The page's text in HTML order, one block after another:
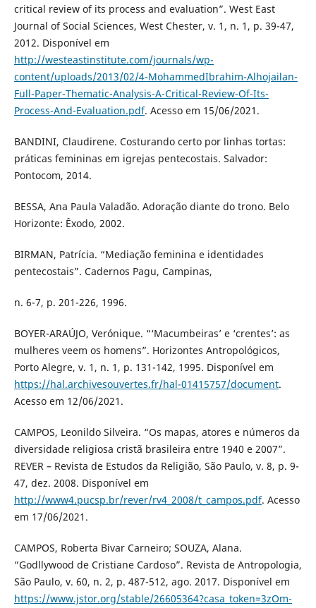
critical review of its process and evaluation”. West East
Journal of Social Sciences, West Chester, v. 1, n. 1, p. 39-47,
2012. Disponível em
http://westeastinstitute.com/journals/wp-
content/uploads/2013/02/4-MohammedIbrahim-Alhojailan-
Full-Paper-Thematic-Analysis-A-Critical-Review-Of-Its-
Process-And-Evaluation.pdf. Acesso em 15/06/2021.
BANDINI, Claudirene. Costurando certo por linhas tortas:
práticas femininas em igrejas pentecostais. Salvador:
Pontocom, 2014.
BESSA, Ana Paula Valadão. Adoração diante do trono. Belo
Horizonte: Êxodo, 2002.
BIRMAN, Patrícia. “Mediação feminina e identidades
pentecostais”. Cadernos Pagu, Campinas,
n. 6-7, p. 201-226, 1996.
BOYER-ARAÚJO, Verónique. “‘Macumbeiras’ e ‘crentes’: as
mulheres veem os homens”. Horizontes Antropológicos,
Porto Alegre, v. 1, n. 1, p. 131-142, 1995. Disponível em
https://hal.archivesouvertes.fr/hal-01415757/document.
Acesso em 12/06/2021.
CAMPOS, Leonildo Silveira. “Os mapas, atores e números da
diversidade religiosa cristã brasileira entre 1940 e 2007”.
REVER – Revista de Estudos da Religião, São Paulo, v. 8, p. 9-
47, dez. 2008. Disponível em
http://www4.pucsp.br/rever/rv4_2008/t_campos.pdf. Acesso
em 17/06/2021.
CAMPOS, Roberta Bivar Carneiro; SOUZA, Alana.
“Godllywood de Cristiane Cardoso”. Revista de Antropologia,
São Paulo, v. 60, n. 2, p. 487-512, ago. 2017. Disponível em
https://www.jstor.org/stable/26605364?casa_token=3zOm-